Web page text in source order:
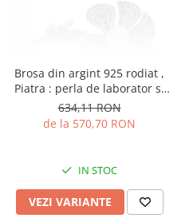
Brosa din argint 925 rodiat ,
Piatra : perla de laborator si
cubic zirconia , Culoare: alb si
transparent ,
634,11 RON
de la 570,70 RON
IN STOC
VEZI VARIANTE